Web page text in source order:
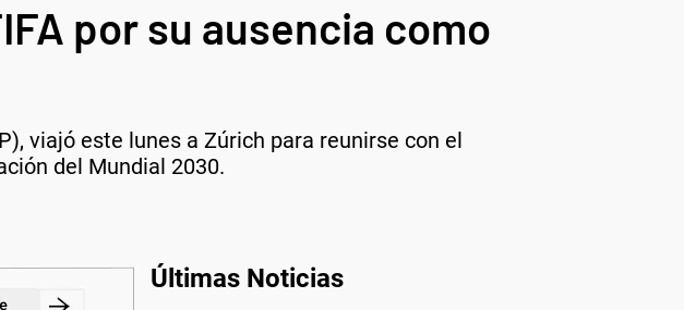
por su ausencia como
viajó este lunes a Zúrich para reunirse con el
del Mundial 2030.
Últimas Noticias